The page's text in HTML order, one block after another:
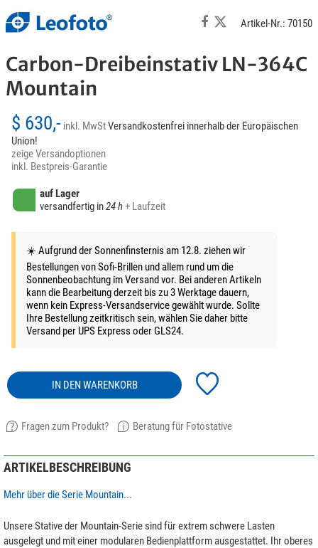
Artikel-Nr.: 70150
Carbon-Dreibeinstativ LN-364C
Mountain
$ 630,- inkl. MwStVersandkostenfrei innerhalb der Europäischen
Union!
zeige Versandoptionen
inkl. Bestpreis-Garantie
auf Lager
versandfertig in24 h+ Laufzeit
☀️ Aufgrund der Sonnenfinsternis am 12.8. ziehen wir
Bestellungen von Sofi-Brillen und allem rund um die
Sonnenbeobachtung im Versand vor. Bei anderen Artikeln
kann die Bearbeitung derzeit bis zu 3 Werktage dauern,
wenn kein Express-Versandservice gewählt wurde. Sollte
Ihre Bestellung zeitkritisch sein, wählen Sie daher bitte
Versand per UPS Express oder GLS24.
IN DEN WARENKORB
Fragen zum Produkt? Beratung für Fotostative
ARTIKELBESCHREIBUNG
Mehr über die Serie Mountain...
Unsere Stative der Mountain-Serie sind für extrem schwere Lasten
ausgelegt und mit einer modularen Bedienplattform ausgestattet. Ihr oberes